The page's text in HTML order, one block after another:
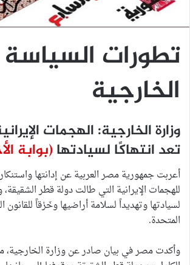
تطورات السياسة
الخارجية
وزارة الخارجية: الهجمات
تعد انتهاكًا لسيادتها(بوابة
أعربت جمهورية مصر العربية عن إدانتها
للهجمات الإيرانية التي طالت دولة قطر الشقيقة،
لسيادتها وتهديداً لسلامة أراضيها وخَرْقاً للقانون
المتحدة.
وأكدت مصر في بيان صادر عن وزارة الخارجية،